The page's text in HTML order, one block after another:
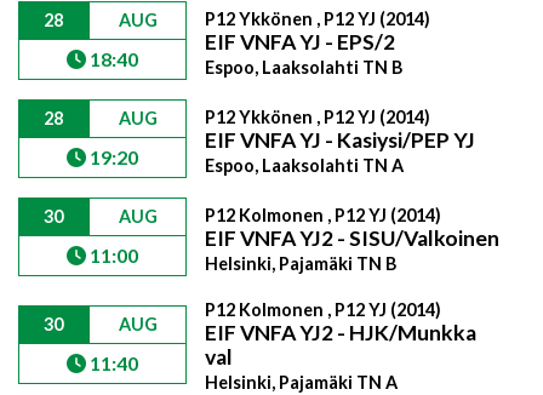
28 AUG
18:40
P12 Ykkönen , P12 YJ (2014)
EIF VNFA YJ - EPS/2
Espoo, Laaksolahti TN B
28 AUG
19:20
P12 Ykkönen , P12 YJ (2014)
EIF VNFA YJ - Kasiysi/PEP YJ
Espoo, Laaksolahti TN A
30 AUG
11:00
P12 Kolmonen , P12 YJ (2014)
EIF VNFA YJ2 - SISU/Valkoinen
Helsinki, Pajamäki TN B
30 AUG
11:40
P12 Kolmonen , P12 YJ (2014)
EIF VNFA YJ2 - HJK/Munkka
val
Helsinki, Pajamäki TN A